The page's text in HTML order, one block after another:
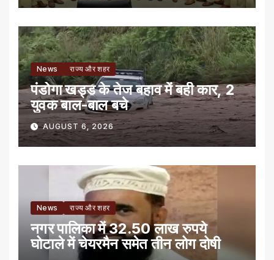
News राज्य और शहर
पंडोगा खड्ड के तेज बहाव में बही कार, 2
युवक बाल-बाल बचे
AUGUST 6, 2026
News राज्य और शहर
नगर पालिका में 32.50 लाख रुपये
घोटाले में चेयरमैन समेत तीन लोग दोषी